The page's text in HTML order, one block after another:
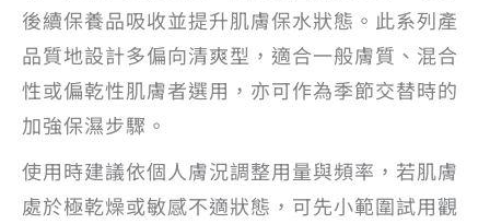
後續保養品吸收並提升肌膚保水狀態。此系列產
品質地設計多偏向清爽型，適合一般膚質、混合
性或偏乾性肌膚者選用，亦可作為季節交替時的
加強保濕步驟。
使用時建議依個人膚況調整用量與頻率，若肌膚
處於極乾燥或敏感不適狀態，可先小範圍試用觀